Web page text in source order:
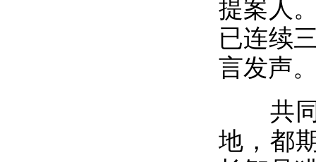
提案人
已连续
言发声
共同
地，都